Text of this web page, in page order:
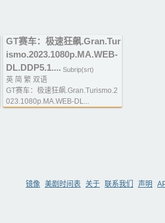
GT赛车：极速狂飙.Gran.Tur
ismo.2023.1080p.MA.WEB-
DL.DDP5.1.... Subrip(srt)
英 简 繁 双语
GT赛车：极速狂飙.Gran.Turismo.2
023.1080p.MA.WEB-DL...
镜像 美剧时间表 关于 联系我们 声明